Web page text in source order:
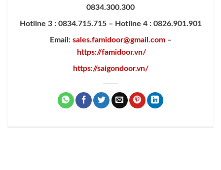
0834.300.300
Hotline 3 : 0834.715.715 – Hotline 4 : 0826.901.901
Email: sales.famidoor@gmail.com–
https://famidoor.vn/
https://saigondoor.vn/